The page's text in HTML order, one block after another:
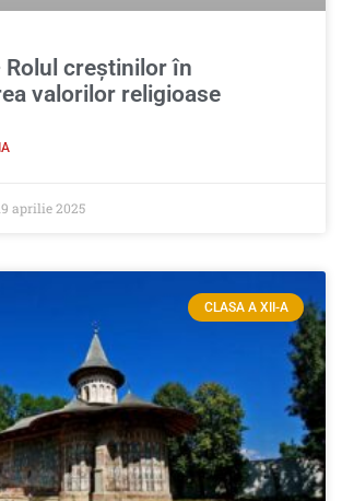
Rolul creştinilor în
valorilor religioase
aprilie 2025
CLASA A XII-A